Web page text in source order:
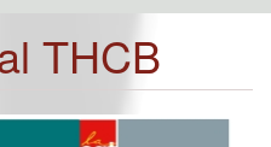
THCB